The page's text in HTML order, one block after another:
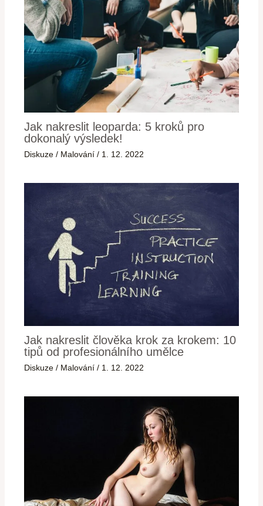
Jak nakreslit leoparda: 5 kroků pro
dokonalý výsledek!
Diskuze / Malování / 1. 12. 2022
Jak nakreslit člověka krok za krokem: 10
tipů od profesionálního umělce
Diskuze / Malování / 1. 12. 2022